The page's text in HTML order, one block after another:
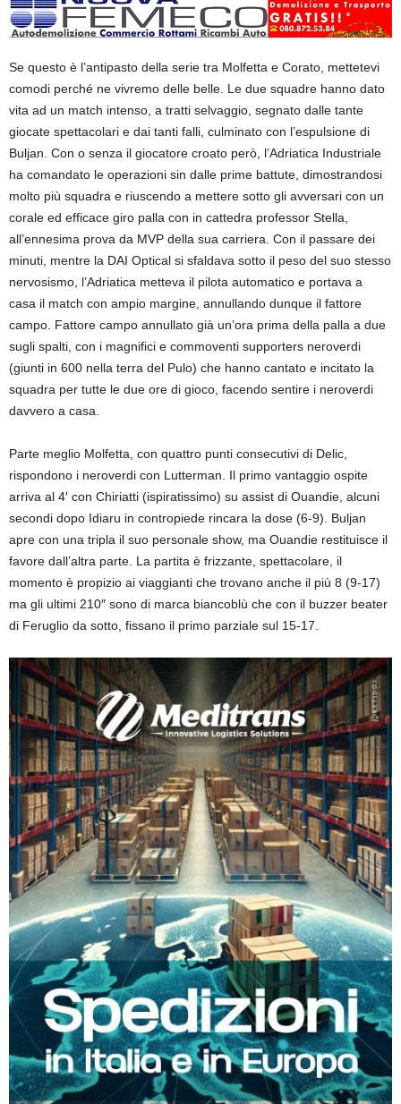
Se questo è l’antipasto della serie tra Molfetta e Corato, mettetevi
comodi perché ne vivremo delle belle. Le due squadre hanno dato
vita ad un match intenso, a tratti selvaggio, segnato dalle tante
giocate spettacolari e dai tanti falli, culminato con l’espulsione di
Buljan. Con o senza il giocatore croato però, l’Adriatica Industriale
ha comandato le operazioni sin dalle prime battute, dimostrandosi
molto più squadra e riuscendo a mettere sotto gli avversari con un
corale ed efficace giro palla con in cattedra professor Stella,
all’ennesima prova da MVP della sua carriera. Con il passare dei
minuti, mentre la DAI Optical si sfaldava sotto il peso del suo stesso
nervosismo, l’Adriatica metteva il pilota automatico e portava a
casa il match con ampio margine, annullando dunque il fattore
campo. Fattore campo annullato già un’ora prima della palla a due
sugli spalti, con i magnifici e commoventi supporters neroverdi
(giunti in 600 nella terra del Pulo) che hanno cantato e incitato la
squadra per tutte le due ore di gioco, facendo sentire i neroverdi
davvero a casa.
Parte meglio Molfetta, con quattro punti consecutivi di Delic,
rispondono i neroverdi con Lutterman. Il primo vantaggio ospite
arriva al 4′ con Chiriatti (ispiratissimo) su assist di Ouandie, alcuni
secondi dopo Idiaru in contropiede rincara la dose (6-9). Buljan
apre con una tripla il suo personale show, ma Ouandie restituisce il
favore dall’altra parte. La partita è frizzante, spettacolare, il
momento è propizio ai viaggianti che trovano anche il più 8 (9-17)
ma gli ultimi 210″ sono di marca biancoblù che con il buzzer beater
di Feruglio da sotto, fissano il primo parziale sul 15-17.